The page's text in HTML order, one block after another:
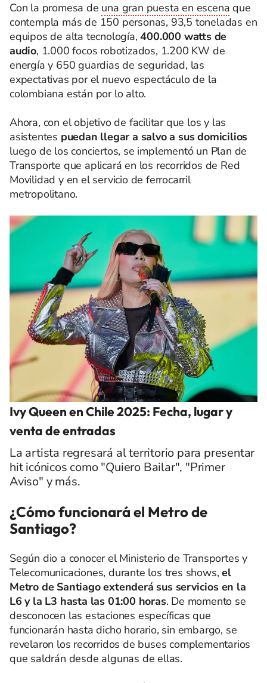
Con la promesa de una gran puesta en escena que
contempla más de 150 personas, 93,5 toneladas en
equipos de alta tecnología,400.000 watts de
audio, 1.000 focos robotizados, 1.200 KW de
energía y 650 guardias de seguridad, las
expectativas por el nuevo espectáculo de la
colombiana están por lo alto.
Ahora, con el objetivo de facilitar que los y las
asistentes puedan llegar a salvo a sus domicilios
luego de los conciertos, se implementó un Plan de
Transporte que aplicará en los recorridos de Red
Movilidad y en el servicio de ferrocarril
metropolitano.
Ivy Queen en Chile 2025: Fecha, lugar y
venta de entradas
La artista regresará al territorio para presentar
hit icónicos como "Quiero Bailar", "Primer
Aviso" y más.
¿Cómo funcionará el Metro de
Santiago?
Según dio a conocer el Ministerio de Transportes y
Telecomunicaciones, durante los tres shows,el
Metro de Santiago extenderá sus servicios en la
L6 y la L3 hasta las 01:00 horas. De momento se
desconocen las estaciones específicas que
funcionarán hasta dicho horario, sin embargo, se
revelaron los recorridos de buses complementarios
que saldrán desde algunas de ellas.